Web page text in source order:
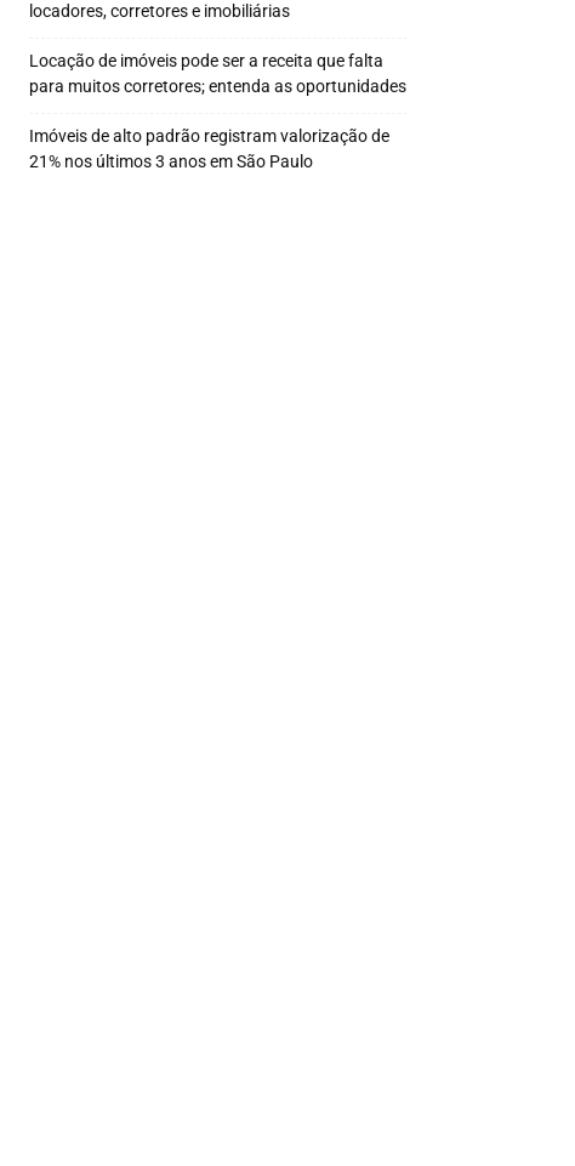
locadores, corretores e imobiliárias
Locação de imóveis pode ser a receita que falta
para muitos corretores; entenda as oportunidades
Imóveis de alto padrão registram valorização de
21% nos últimos 3 anos em São Paulo